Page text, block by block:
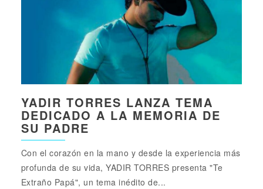
YADIR TORRES LANZA TEMA
DEDICADO A LA MEMORIA DE
SU PADRE
Con el corazón en la mano y desde la experiencia más
profunda de su vida, YADIR TORRES presenta "Te
Extraño Papá", un tema inédito de...